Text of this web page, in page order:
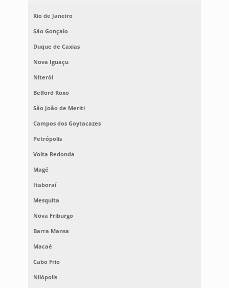
Rio de Janeiro
São Gonçalo
Duque de Caxias
Nova Iguaçu
Niterói
Belford Roxo
São João de Meriti
Campos dos Goytacazes
Petrópolis
Volta Redonda
Magé
Itaboraí
Mesquita
Nova Friburgo
Barra Mansa
Macaé
Cabo Frio
Nilópolis